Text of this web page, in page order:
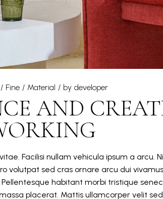
Fine Material by developer
AND
Facilisi nullam vehicula ipsum a arcu.
volutpat sed cras ornare arcu dui
habitant morbi tristique
placerat. Mattis ullamcorper velit